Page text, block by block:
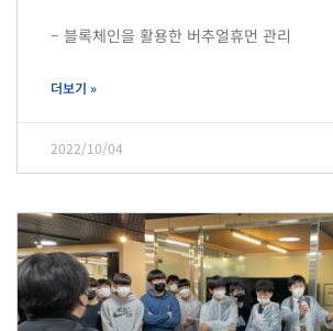
– 블록체인을 활용한 버추얼휴먼 관리
더보기 »
2022/10/04